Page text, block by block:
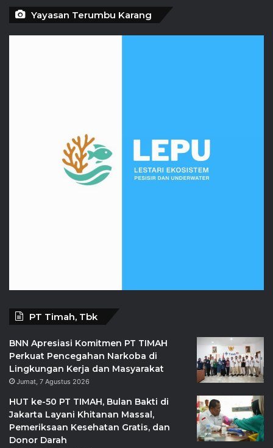
Yayasan Terumbu Karang
PT Timah, Tbk
BNN Apresiasi Komitmen PT TIMAH
Perkuat Pencegahan Narkoba di
Lingkungan Kerja dan Masyarakat
Jumat, 7 Agustus 2026
HUT ke-50 PT TIMAH, Bulan Bakti di
Jakarta Layani Khitanan Massal,
Pemeriksaan Kesehatan Gratis, dan
Donor Darah